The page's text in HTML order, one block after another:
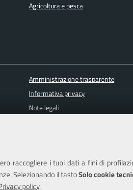
raccogliere i tuoi dati a fini di
Selezionando il tastoSolo cookie
policy.
Agricoltura e pesca
Amministrazione trasparente
Informativa privacy
Note legali